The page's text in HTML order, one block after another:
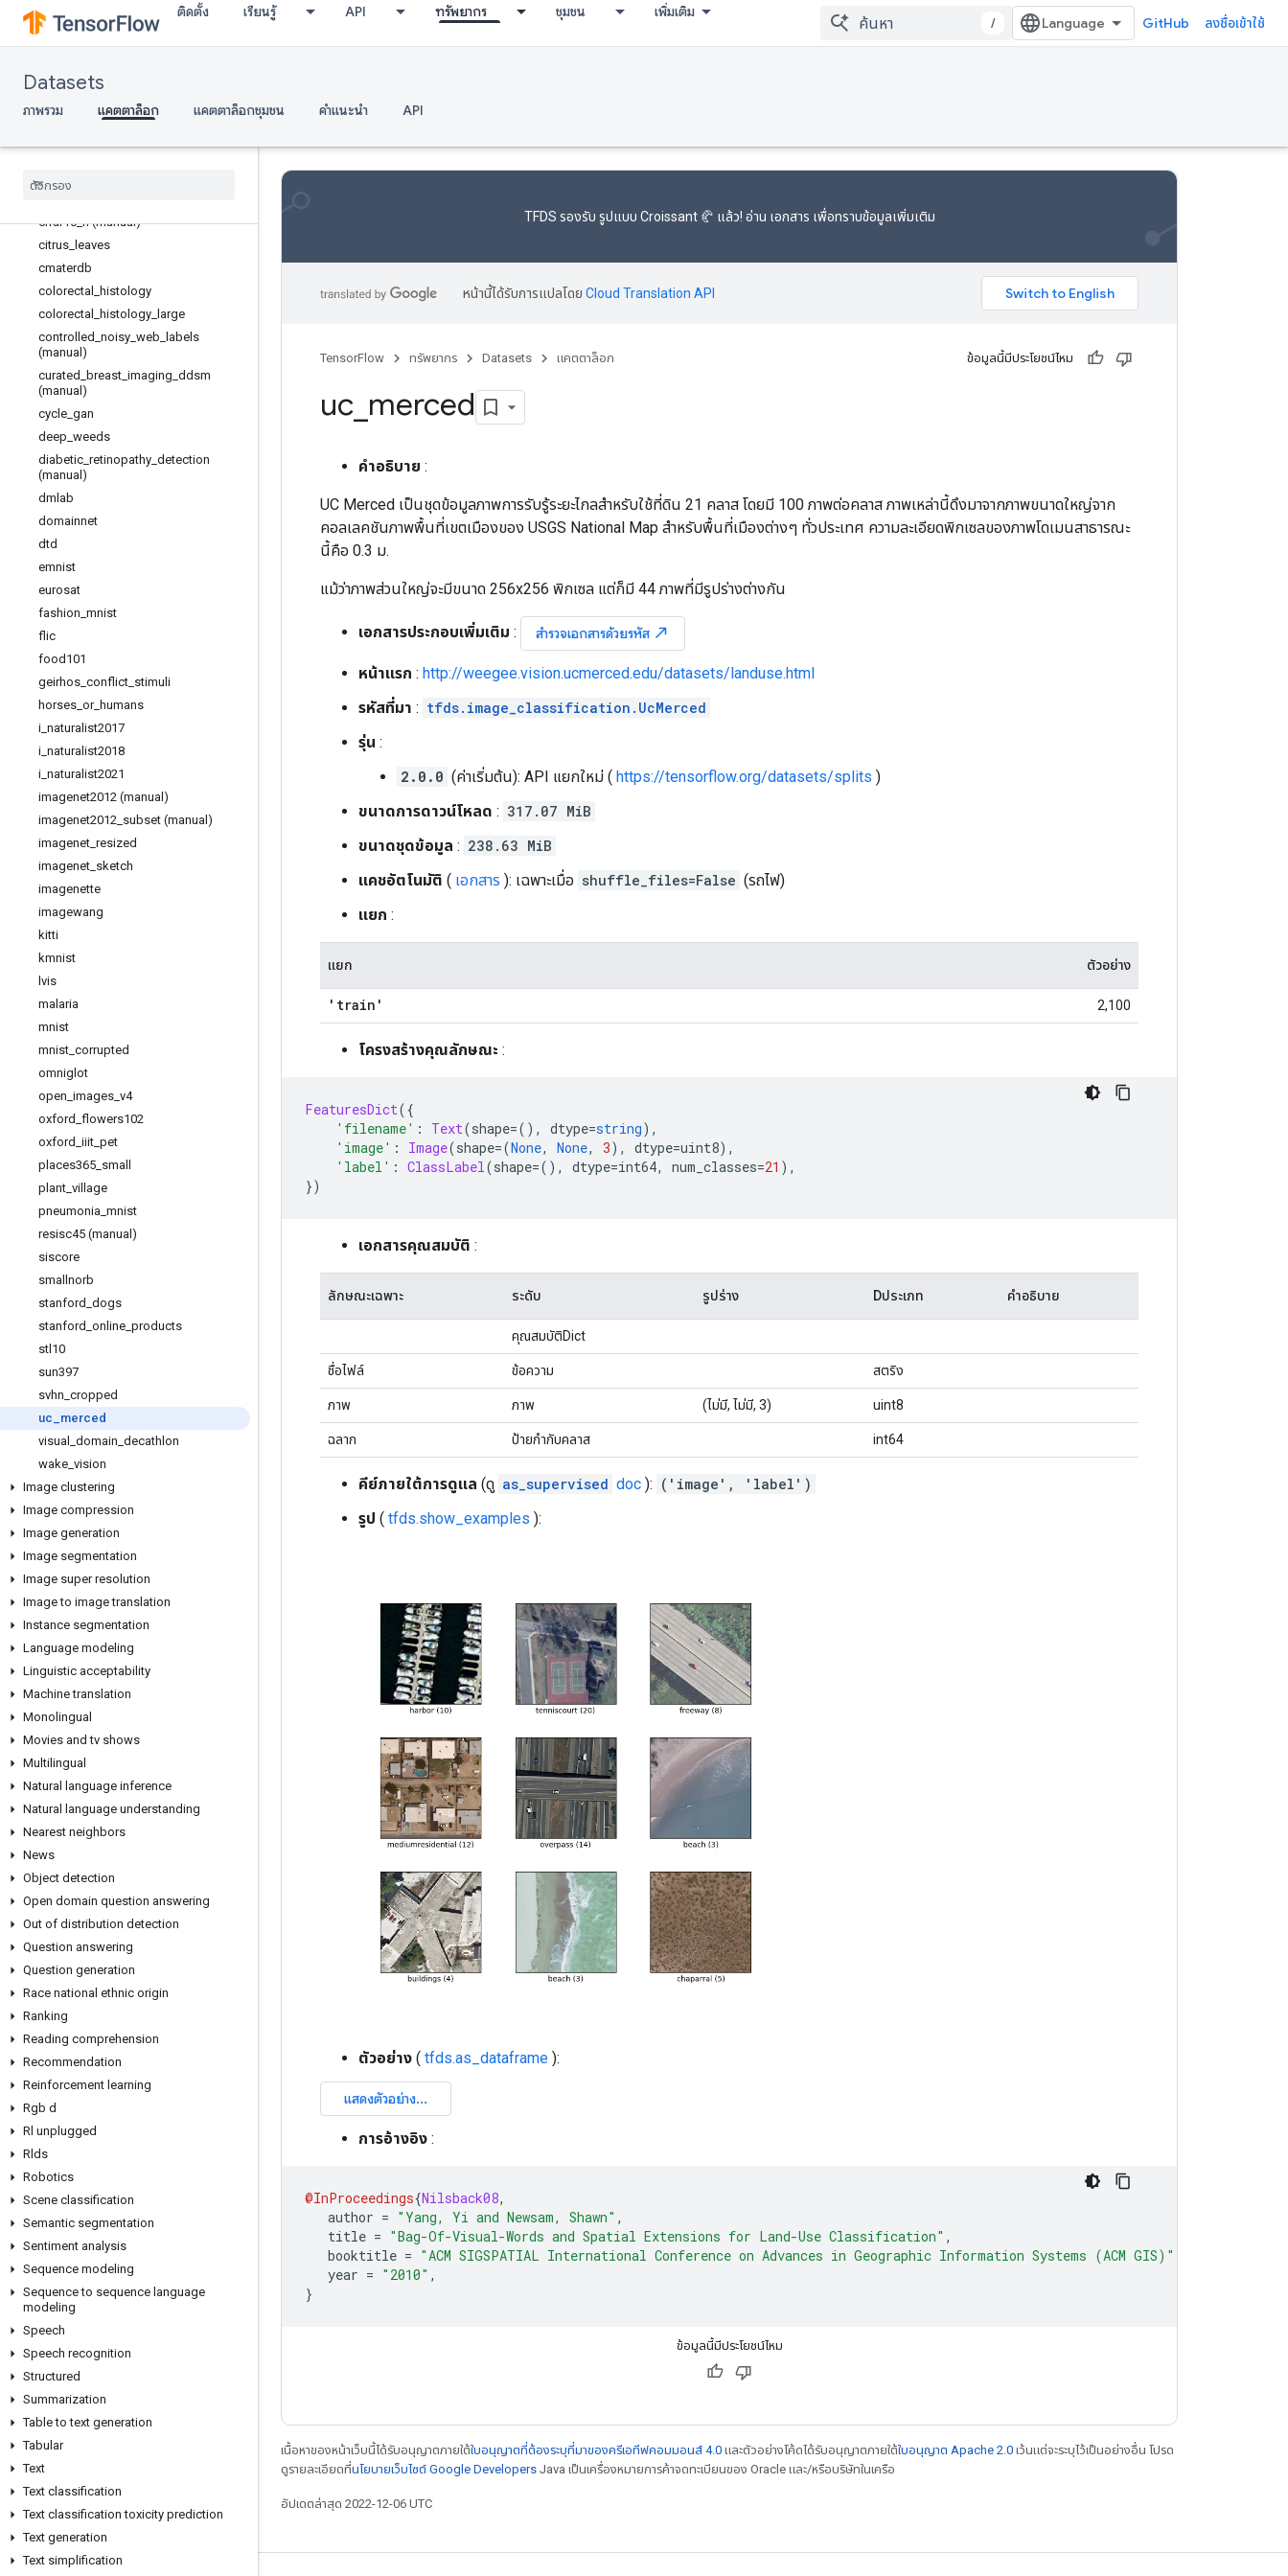
ติดตั้ง เรียนรู้ API ทรัพยากร ชุมชน เพิ่มเติม
/ GitHub ลงชื่อเข้าใช้
Datasets
ภาพรวม แคตตาล็อก แคตตาล็อกชุมชน คำแนะนำ API
cats_vs_dogs
celeb_a
cifar10
cifar100
cifar10_1
cifar10_n (manual)
citrus leaves
cmaterdb
colorectal
histology
colorectal
histology
large
controlled noisy web
labels
(manual)
curated
breast imaging ddsm
(manual)
cycle gan
deep weeds
diabetic retinopathy detection
(manual)
dmlab
domainnet
dtd
emnist
eurosat
fashion mnist
flic
food101
geirhos conflict stimuli
horses or_ humans
i naturalist2017
i naturalist2018
i naturalist2021
imagenet2012 (manual)
imagenet2012 subset (manual)
imagenet resized
imagenet sketch
imagenette
imagewang
kitti
kmnist
lvis
malaria
mnist
mnist corrupted
omniglot
open images v4
oxford flowers102
oxford iiit pet
places365 small
plant village
pneumonia mnist
resisc45 (manual)
siscore
smallnorb
stanford dogs
stanford online products
stl10
sun397
svhn cropped
uc
merced
visual
domain decathlon
wake vision
Image clustering
Image compression
Image generation
Image segmentation
Image super resolution
Image to image translation
Instance segmentation
Language modeling
Linguistic acceptability
Machine translation
Monolingual
Movies and tv shows
Multilingual
Natural language inference
Natural language understanding
Nearest neighbors
News
Object detection
Open domain question answering
Out of distribution detection
Question answering
Question generation
Race national ethnic origin
Ranking
Reading comprehension
Recommendation
Reinforcement learning
Rgb d
Rl unplugged
Rlds
Robotics
Scene classification
Semantic segmentation
Sentiment analysis
Sequence modeling
Sequence to sequence language
modeling
Speech
Speech recognition
Structured
Summarization
Table to text generation
Tabular
Text
Text classification
Text classification toxicity prediction
Text generation
Text simplification
TFDS รองรับ รูปแบบ Croissant 🥐 แล้ว! อ่าน เอกสาร เพื่อทราบข้อมูลเพิ่มเติม
หน้านี้ได้รับการแปลโดย Cloud Translation API
TensorFlow ทรัพยากร Datasets แคตตาล็อก ข้อมูลนี้มีประโยชน์ไหม
uc merced
คำอธิบาย :
UC Merced เป็นชุดข้อมูลภาพการรับรู้ระยะไกลสำหรับใช้ที่ดิน 21 คลาส โดยมี 100 ภาพต่อคลาส ภาพเหล่านี้ดึงมาจากภาพขนาดใหญ่จาก
คอลเลคชันภาพพื้นที่เขตเมืองของ USGS National Map สำหรับพื้นที่เมืองต่างๆ ทั่วประเทศ ความละเอียดพิกเซลของภาพโดเมนสาธารณะ
นี้คือ 0.3 ม.
แม้ว่าภาพส่วนใหญ่จะมีขนาด 256x256 พิกเซล แต่ก็มี 44 ภาพที่มีรูปร่างต่างกัน
เอกสารประกอบเพิ่มเติม : สำรวจเอกสารด้วยรหัส north_east
หน้าแรก : http://weegee.vision.ucmerced.edu/datasets/landuse.html
รหัสที่มา : tfds.image_classification.UcMerced
รุ่น :
2.0.0 (ค่าเริ่มต้น): API แยกใหม่ ( https://tensorflow.org/datasets/splits )
ขนาดการดาวน์โหลด : 317.07 MiB
ขนาดชุดข้อมูล : 238.63 MiB
แคชอัตโนมัติ ( เอกสาร ): เฉพาะเมื่อ shuffle_files=False (รถไฟ)
แยก :
แยก ตัวอย่าง
'train' 2,100
โครงสร้างคุณลักษณะ :
FeaturesDict({
'filename' : Text(shape=(), dtype=string),
'image' : Image(shape=(None, None, 3), dtype=uint8),
'label' : ClassLabel(shape=(), dtype=int64, num_classes=21 ),
})
เอกสารคุณสมบัติ :
ลักษณะเฉพาะ ระดับ รูปร่าง Dประเภท คำอธิบาย
คุณสมบัติDict
ชื่อไฟล์ ข้อความ สตริง
ภาพ ภาพ (ไม่มี, ไม่มี, 3) uint8
ฉลาก ป้ายกำกับคลาส int64
คีย์ภายใต้การดูแล (ดู as_supervised doc ): ('image', 'label')
รูป ( tfds.show_examples ):
ตัวอย่าง ( tfds.as_dataframe ):
การอ้างอิง :
@InProceedings{Nilsback08,
author = "Yang, Yi and Newsam, Shawn" ,
title = "Bag-Of-Visual-Words and Spatial Extensions for Land-Use Classification" ,
booktitle = "ACM SIGSPATIAL International Conference on Advances in Geographic Information Systems (ACM GIS)"
year = "2010" ,
}
ข้อมูลนี้มีประโยชน์ไหม
เนื้อหาของหน้าเว็บนี้ได้รับอนุญาตภายใต้ใบอนุญาตที่ต้องระบุที่มาของครีเอทีฟคอมมอนส์ 4.0 และตัวอย่างโค้ดได้รับอนุญาตภายใต้ใบอนุญาต Apache 2.0 เว้นแต่จะระบุไว้เป็นอย่างอื่น โปรด
ดูรายละเอียดที่นโยบายเว็บไซต์ Google Developers Java เป็นเครื่องหมายการค้าจดทะเบียนของ Oracle และ/หรือบริษัทในเครือ
อัปเดตล่าสุด 2022-12-06 UTC